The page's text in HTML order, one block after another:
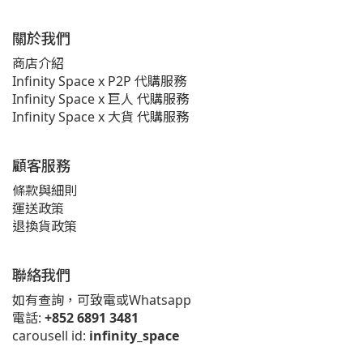
關於我們
商店介紹
Infinity Space x P2P 代購服務
Infinity Space x 巨人 代購服務
Infinity Space x 大貨 代購服務
顧客服務
條款與細則
運送政策
退換貨政策
聯絡我們
如有查詢，可致電或Whatsapp
電話: +852 6891 3481
carousell id: infinity_space